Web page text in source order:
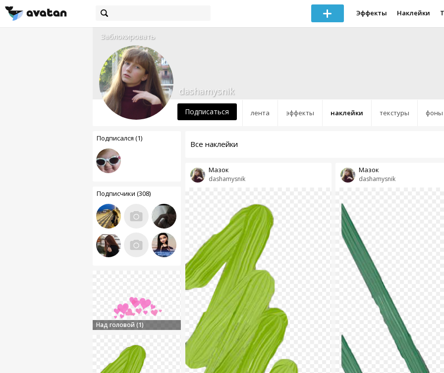
Эффекты Наклейки
Заблокировать
лента эффекты наклейки текстуры фоны
dashamysnik
Подписаться
Подписался (1)
Подписчики (308)
Над головой (1)
Все наклейки
dashamysnik
Мазок
dashamysnik
Мазок